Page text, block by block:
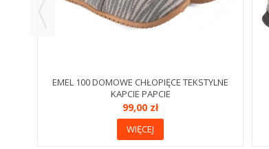
EMEL 100 DOMOWE CHŁOPIĘCE TEKSTYLNE
KAPCIE PAPCIE
99,00 zł
WIĘCEJ